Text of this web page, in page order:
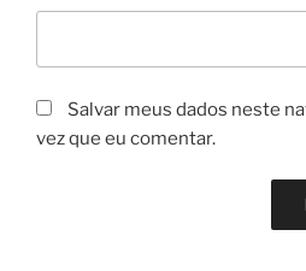
Salvar meus dados neste
vez que eu comentar.